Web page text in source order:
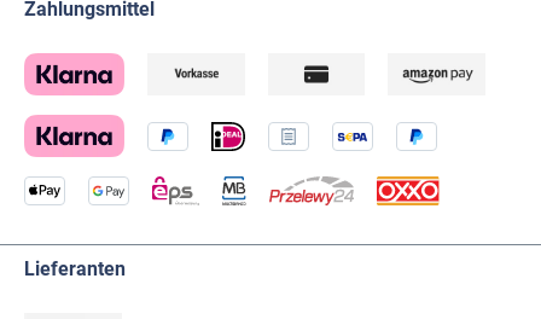
Zahlungsmittel
Lieferanten